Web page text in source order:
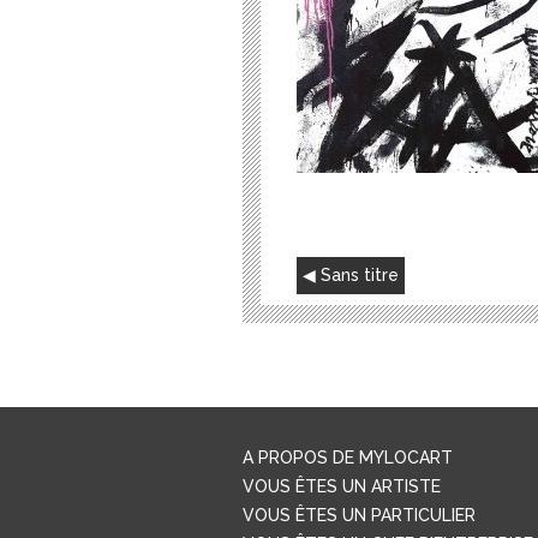
NAVIGATION
DE
L’ARTICLE
Sans titre
A PROPOS DE MYLOCART
VOUS ÊTES UN ARTISTE
VOUS ÊTES UN PARTICULIER